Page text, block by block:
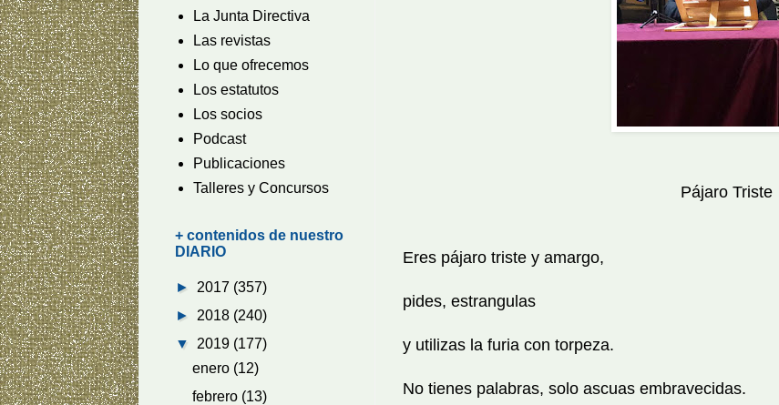
Pájaro Triste
Eres pájaro triste y amargo,
pides, estrangulas
y utilizas la furia con torpeza.
No tienes palabras, solo ascuas embravecidas.
La Junta Directiva
Las revistas
Lo que ofrecemos
Los estatutos
Los socios
Podcast
Publicaciones
Talleres y Concursos
+ contenidos de nuestro
DIARIO
► 2017 (357)
► 2018 (240)
▼ 2019 (177)
enero (12)
febrero (13)